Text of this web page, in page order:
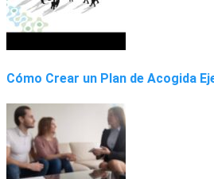
Cómo Crear un Plan de Acogida